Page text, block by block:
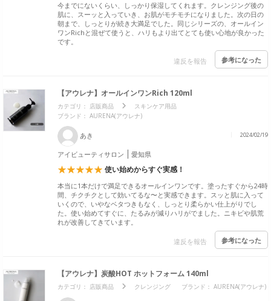
今までにないくらい、しっかり保湿してくれます。クレンジング後の
肌に、スーッと入っていき、お肌がモチモチになりました。次の日の
朝まで、しっとりが続き大満足でした。同じシリーズの、オールイン
ワンRichと混ぜて使うと、ハリもより出てとても使い心地が良かった
です。
違反を報告 参考になった
【アウレナ】オールインワンRich 120ml
カテゴリ： 店販商品
スキンケア用品
ブランド： AURENA(アウレナ)
あき 2024/02/19
アイビューティサロン 愛知県
使い始めからすぐ実感！
本当に1本だけで満足できるオールインワンです。塗ったすぐから24時
間、チクチクとして効いてるな〜と実感できます。スッと肌に入って
いくので、いやなベタつきもなく、しっとり柔らかい仕上がりでし
た。使い始めてすぐに、たるみが減りハリがでました。ニキビや肌荒
れが改善してきています。
違反を報告 参考になった
【アウレナ】炭酸HOT ホットフォーム 140ml
カテゴリ： 店販商品 クレンジング ブランド： AURENA(アウレナ)